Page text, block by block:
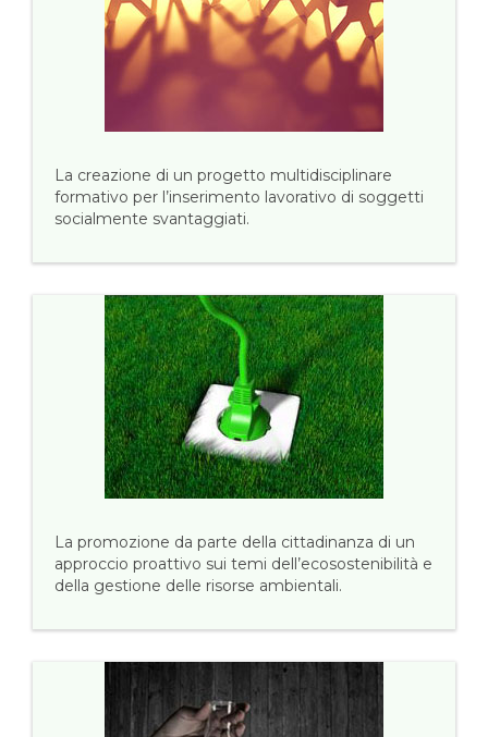
La creazione di un progetto multidisciplinare
formativo per l’inserimento lavorativo di soggetti
socialmente svantaggiati.
La promozione da parte della cittadinanza di un
approccio proattivo sui temi dell’ecosostenibilità e
della gestione delle risorse ambientali.